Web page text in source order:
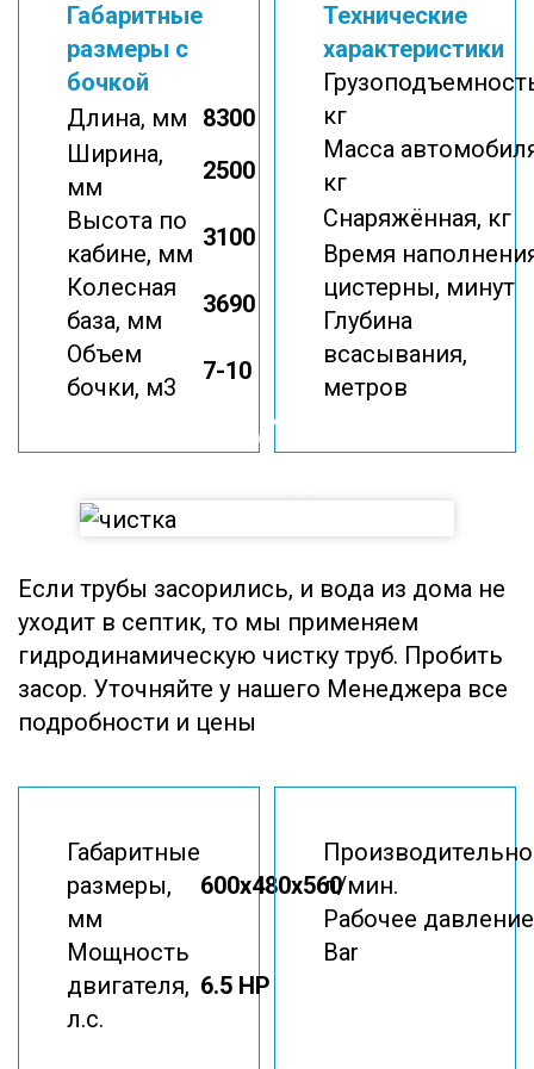
Габаритные
размеры с
бочкой
Длина, мм
8300
Ширина,
мм
2500
Высота по
кабине, мм
3100
Колесная
база, мм
3690
Объем
бочки, м3
7-10
Технические
характеристики
кг
Масса
кг
Снаряжённая, кг
Время
цистерны, минут
Глубина
всасывания,
метров
Гидродинамическая
Если трубы засорились, и вода из дома не
уходит в септик, то мы применяем
гидродинамическую чистку труб. Пробить
засор. Уточняйте у нашего Менеджера все
подробности и цены
Габаритные
размеры,
мм
600x480x560
Мощность
двигателя,
л.с.
6.5 HP
л/мин.
Рабочее
Bar